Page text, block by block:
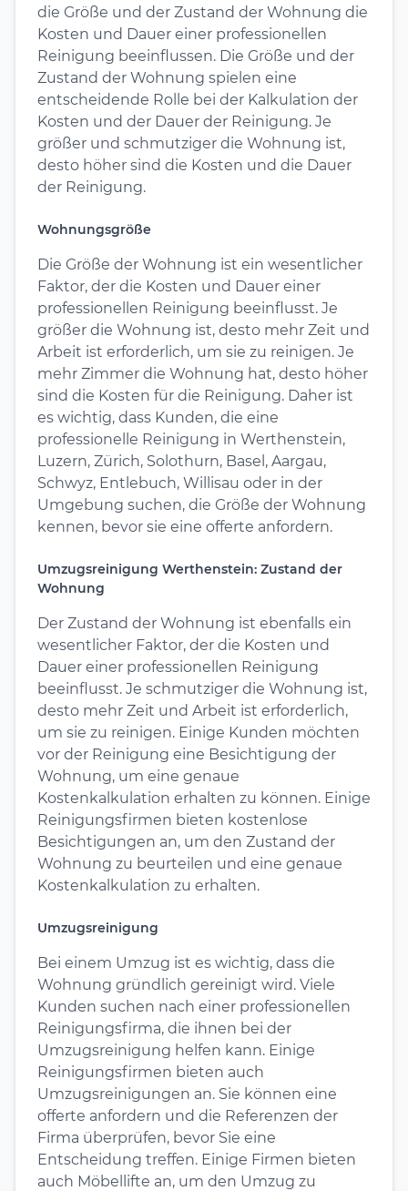
die Größe und der Zustand der Wohnung die
Kosten und Dauer einer professionellen
Reinigung beeinflussen. Die Größe und der
Zustand der Wohnung spielen eine
entscheidende Rolle bei der Kalkulation der
Kosten und der Dauer der Reinigung. Je
größer und schmutziger die Wohnung ist,
desto höher sind die Kosten und die Dauer
der Reinigung.
Wohnungsgröße
Die Größe der Wohnung ist ein wesentlicher
Faktor, der die Kosten und Dauer einer
professionellen Reinigung beeinflusst. Je
größer die Wohnung ist, desto mehr Zeit und
Arbeit ist erforderlich, um sie zu reinigen. Je
mehr Zimmer die Wohnung hat, desto höher
sind die Kosten für die Reinigung. Daher ist
es wichtig, dass Kunden, die eine
professionelle Reinigung in Werthenstein,
Luzern, Zürich, Solothurn, Basel, Aargau,
Schwyz, Entlebuch, Willisau oder in der
Umgebung suchen, die Größe der Wohnung
kennen, bevor sie eine offerte anfordern.
Umzugsreinigung Werthenstein: Zustand der
Wohnung
Der Zustand der Wohnung ist ebenfalls ein
wesentlicher Faktor, der die Kosten und
Dauer einer professionellen Reinigung
beeinflusst. Je schmutziger die Wohnung ist,
desto mehr Zeit und Arbeit ist erforderlich,
um sie zu reinigen. Einige Kunden möchten
vor der Reinigung eine Besichtigung der
Wohnung, um eine genaue
Kostenkalkulation erhalten zu können. Einige
Reinigungsfirmen bieten kostenlose
Besichtigungen an, um den Zustand der
Wohnung zu beurteilen und eine genaue
Kostenkalkulation zu erhalten.
Umzugsreinigung
Bei einem Umzug ist es wichtig, dass die
Wohnung gründlich gereinigt wird. Viele
Kunden suchen nach einer professionellen
Reinigungsfirma, die ihnen bei der
Umzugsreinigung helfen kann. Einige
Reinigungsfirmen bieten auch
Umzugsreinigungen an. Sie können eine
offerte anfordern und die Referenzen der
Firma überprüfen, bevor Sie eine
Entscheidung treffen. Einige Firmen bieten
auch Möbellifte an, um den Umzug zu